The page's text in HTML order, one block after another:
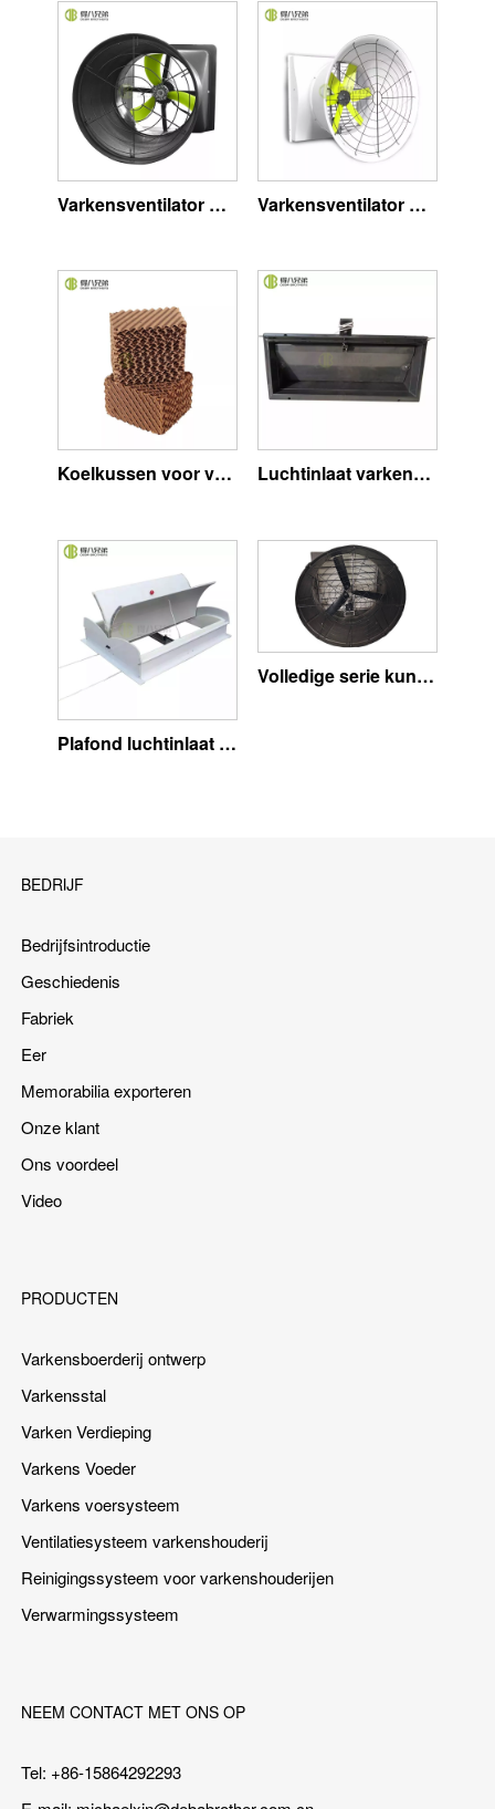
Varkensventilator met EC-motor Varkensventilator met AC-motor
Koelkussen voor varken Luchtinlaat varkenshouderij
Plafond luchtinlaat varkenshouderij
Volledige serie kunststof ventilatoren
BEDRIJF
Bedrijfsintroductie
Geschiedenis
Fabriek
Eer
Memorabilia exporteren
Onze klant
Ons voordeel
Video
PRODUCTEN
Varkensboerderij ontwerp
Varkensstal
Varken Verdieping
Varkens Voeder
Varkens voersysteem
Ventilatiesysteem varkenshouderij
Reinigingssysteem voor varkenshouderijen
Verwarmingssysteem
NEEM CONTACT MET ONS OP
Tel: +86-15864292293